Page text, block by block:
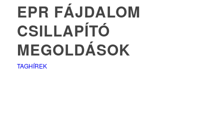
EPR FÁJDALOM
CSILLAPÍTÓ
MEGOLDÁSOK
TAGHÍREK